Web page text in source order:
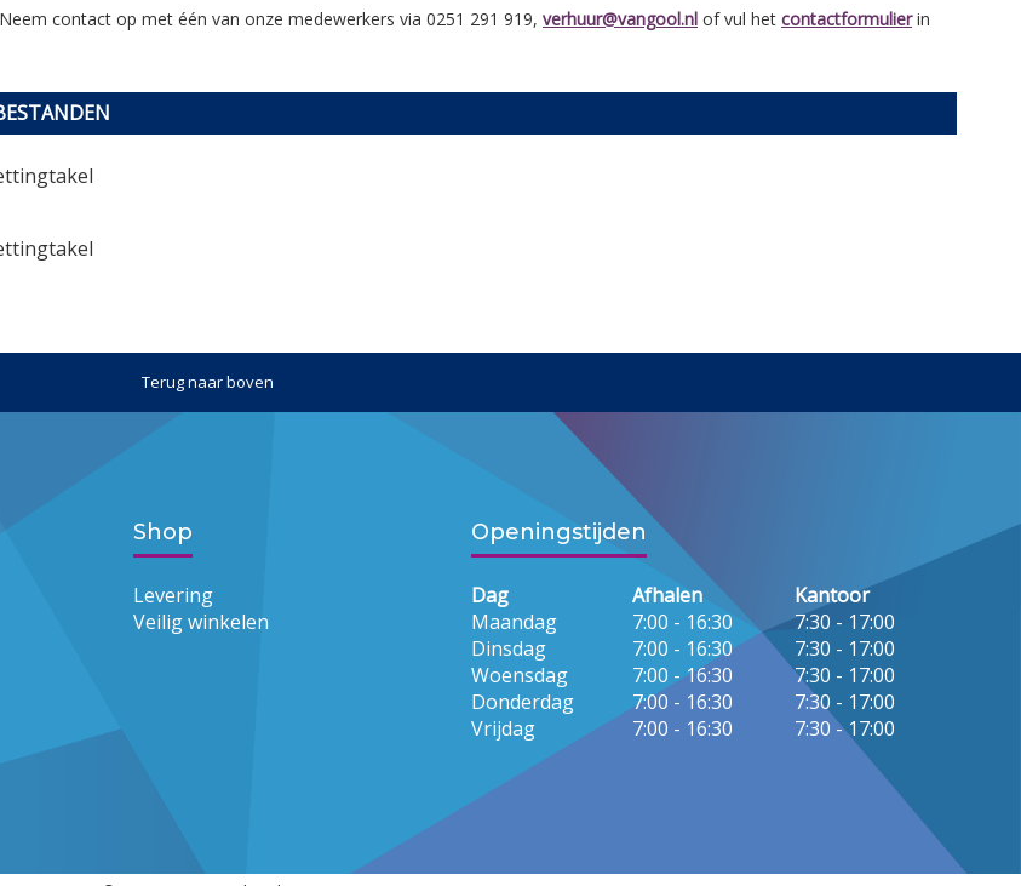
contact op met één van onze medewerkers via 0251 291 919, verhuur@vangool.nl of vul het contactformulierin
Terug naar boven
Shop
Levering
Veilig winkelen
Openingstijden
Dag Afhalen
Kantoor
Maandag
7:00 - 16:30
7:30 - 17:00
Dinsdag
7:00 - 16:30
7:30 - 17:00
Woensdag
7:00 - 16:30
7:30 - 17:00
Donderdag
7:00 - 16:30
7:30 - 17:00
Vrijdag
7:00 - 16:30 7:30 - 17:00